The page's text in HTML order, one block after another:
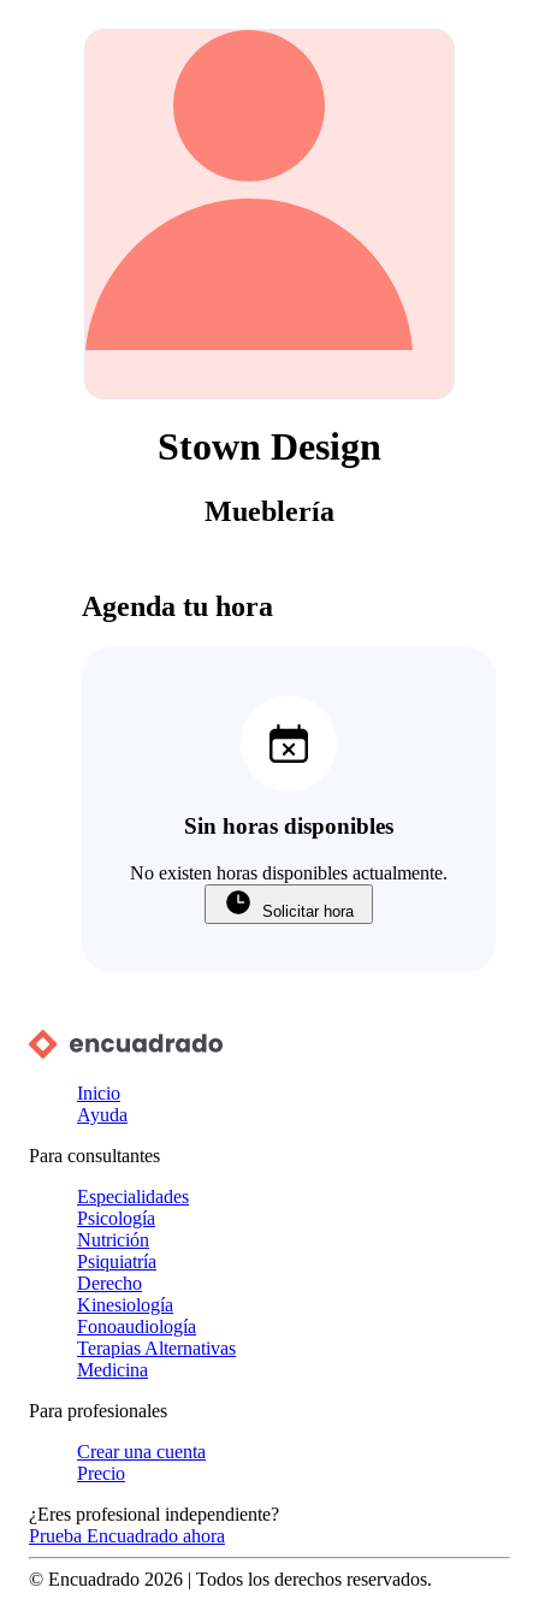
Stown Design
Mueblería
Agenda tu hora
Sin horas disponibles
No existen horas disponibles actualmente.
Solicitar hora
Inicio
Ayuda
Para consultantes
Especialidades
Psicología
Nutrición
Psiquiatría
Derecho
Kinesiología
Fonoaudiología
Terapias Alternativas
Medicina
Para profesionales
Crear una cuenta
Precio
¿Eres profesional independiente?
Prueba Encuadrado ahora
© Encuadrado 2026 | Todos los derechos reservados.